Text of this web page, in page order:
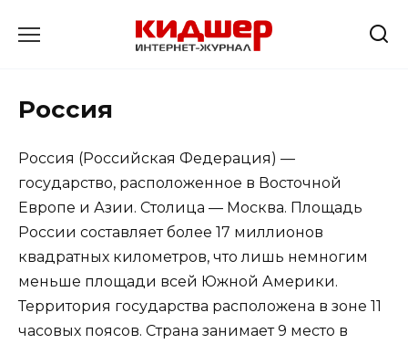
Россия
Россия (Российская Федерация) —
государство, расположенное в Восточной
Европе и Азии. Столица — Москва. Площадь
России составляет более 17 миллионов
квадратных километров, что лишь немногим
меньше площади всей Южной Америки.
Территория государства расположена в зоне 11
часовых поясов. Страна занимает 9 место в